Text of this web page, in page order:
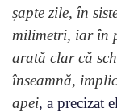
șapte zile, în
milimetri, iar în
arată clar că
înseamnă,
apei, a precizat